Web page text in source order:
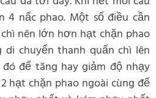
4 nấc phao. Một số điều cần
nên lớn hơn hạt chặn phao
chuyển thanh quấn chì lên
để tăng hay giảm độ nhạy
hạt chặn phao ngoài cùng để